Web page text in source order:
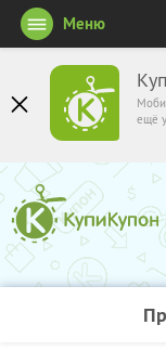
ещё
Меню